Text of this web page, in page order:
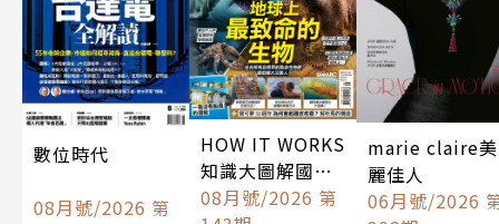
數位時代
08月號/2026 第
HOW IT WORKS
知識大圖解國際
中文版
08月號/2026 第
marie claire美
麗佳人
06月號/2026